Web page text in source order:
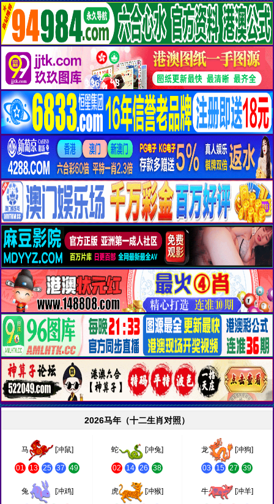
2026马年（十二生肖对照）
马 [冲鼠]
01 13 25 37 49
蛇 [冲兔]
02 14 26 38
龙 [冲狗]
03 15 27 39
兔 [冲鸡] 虎 [冲猴] 牛 [冲羊]